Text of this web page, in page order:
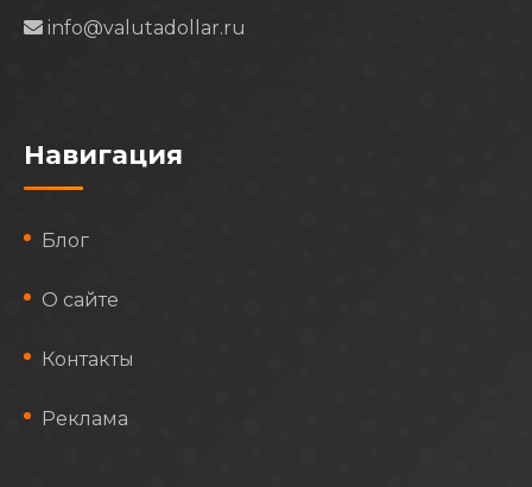
info@valutadollar.ru
Навигация
Блог
О сайте
Контакты
Реклама